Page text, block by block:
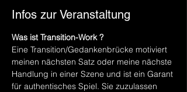
Infos zur Veranstaltung
Was ist Transition-Work ?
Eine Transition/Gedankenbrücke motiviert
meinen nächsten Satz oder meine nächste
Handlung in einer Szene und ist ein Garant
für authentisches Spiel. Sie zuzulassen